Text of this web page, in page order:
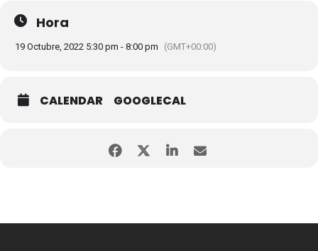
Hora
19 Octubre, 2022 5:30 pm - 8:00 pm (GMT+00:00)
CALENDAR GOOGLECAL